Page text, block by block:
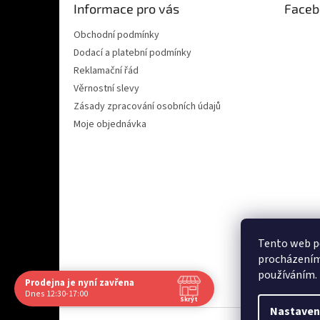
Tento web
používáním.
Informace pro vás
Obchodní podmínky
Dodací a platební podmínky
Reklamační řád
Věrnostní slevy
Zásady zpracování osobních údajů
Moje objednávka
Ověřeno
Prodejna je nyní zavřena
Dnes 12:30-17:00 Skrýt
Navštivte nás osobně
Čas Pauza